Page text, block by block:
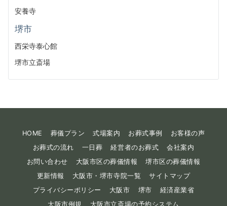
安養寺
堺市
西栄寺泰心館
堺市立斎場
HOME 葬儀プラン 式場案内 お葬式事例
お客様の声
お葬式の流れ
一日葬 経営者のお葬式
会社案内
お問い合わせ
大阪市区の葬儀情報
堺市区の葬儀情報
更新情報
大阪市・堺市寺院一覧
サイトマップ
プライバシーポリシー
大阪市 堺市
経済産業省
大阪市例規
大阪市立斎場の予約システム